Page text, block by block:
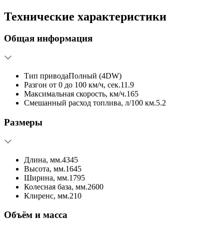
Технические характеристики
Общая информация
Тип приводаПолный (4DW)
Разгон от 0 до 100 км/ч, сек.11.9
Максимальная скорость, км/ч.165
Смешанный расход топлива, л/100 км.5.2
Размеры
Длина, мм.4345
Высота, мм.1645
Ширина, мм.1795
Колесная база, мм.2600
Клиренс, мм.210
Объём и масса